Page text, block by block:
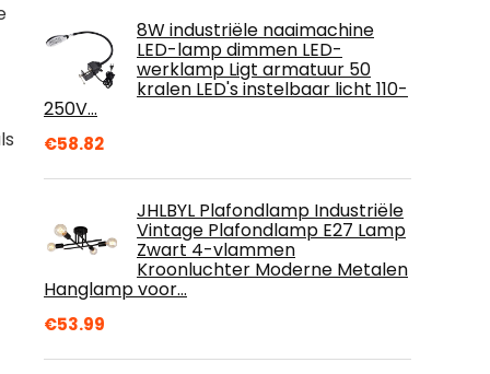
8W industriële naaimachine
LED-lamp dimmen LED-
werklamp Ligt armatuur 50
kralen LED's instelbaar licht 110-
250V…
€58.82
JHLBYL Plafondlamp Industriële
Vintage Plafondlamp E27 Lamp
Zwart 4-vlammen
Kroonluchter Moderne Metalen
Hanglamp voor…
€53.99